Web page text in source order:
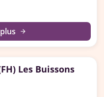
arrow_forward
Les Buissons